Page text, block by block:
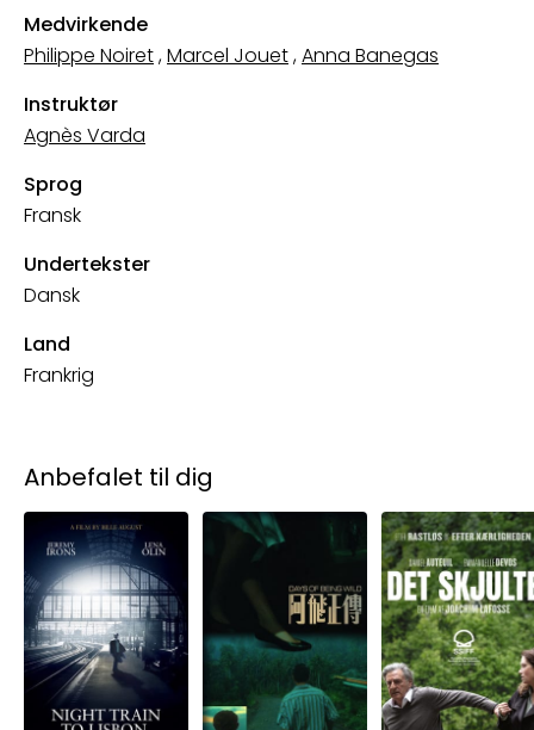
Medvirkende
Philippe Noiret,Marcel Jouet,Anna Banegas
Instruktør
Agnès Varda
Sprog
Fransk
Undertekster
Dansk
Land
Frankrig
Anbefalet til dig